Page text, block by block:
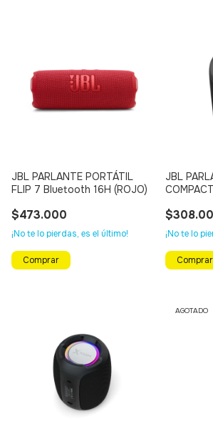
JBL PARLANTE PORTÁTIL
FLIP 7 Bluetooth 16H (ROJO)
$473.000
¡No te lo pierdas, es el último!
JBL
¡No te lo
AGOTADO